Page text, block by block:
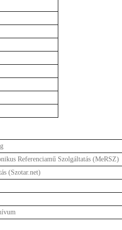
Referenciamű Szolgáltatás (MeRSZ)
(Szotar.net)